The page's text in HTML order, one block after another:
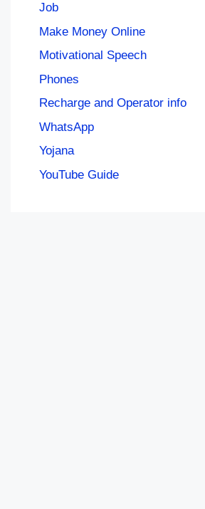
Job
Make Money Online
Motivational Speech
Phones
Recharge and Operator info
WhatsApp
Yojana
YouTube Guide